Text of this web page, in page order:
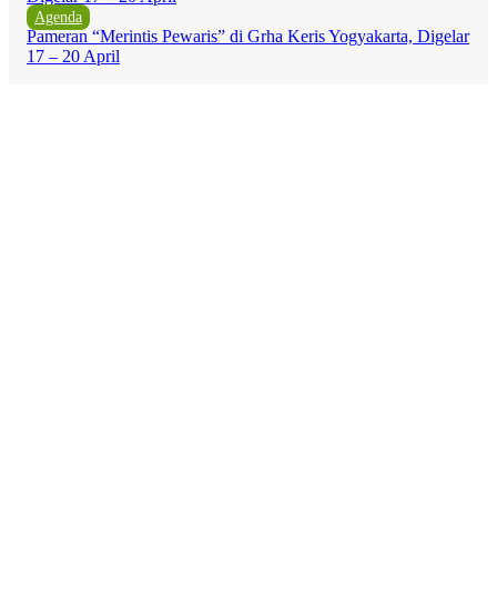
Agenda
Pameran “Merintis Pewaris” di Grha Keris Yogyakarta, Digelar
17 – 20 April